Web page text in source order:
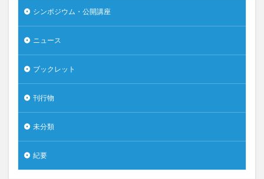
シンポジウム・公開講座
ニュース
ブックレット
刊行物
未分類
紀要